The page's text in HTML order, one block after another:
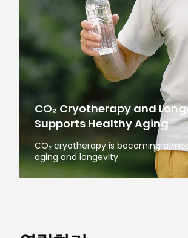
CO₂ Cryotherapy and
Supports Healthy Aging
CO₂ cryotherapy is becoming a
aging and longevity